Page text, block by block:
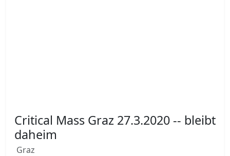
Critical Mass Graz 27.3.2020 -- bleibt
daheim
Graz